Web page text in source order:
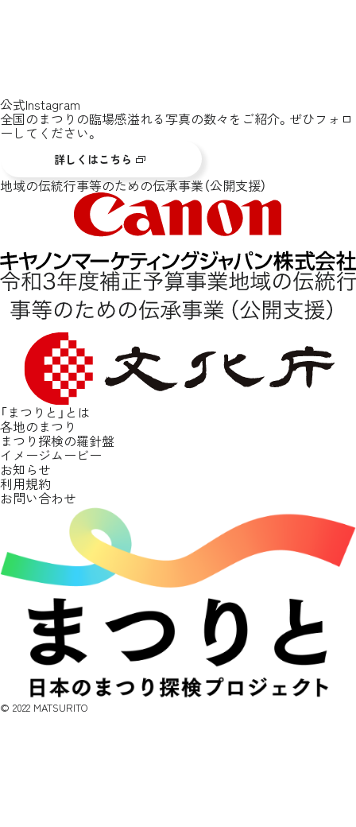
公式Instagram
全国のまつりの臨場感溢れる写真の数々をご紹介。ぜひフォロ
ーしてください。
詳しくはこちら
地域の伝統行事等のための伝承事業（公開支援）
「まつりと」とは
各地のまつり
まつり探検の羅針盤
イメージムービー
お知らせ
利用規約
お問い合わせ
©︎ 2022 MATSURITO